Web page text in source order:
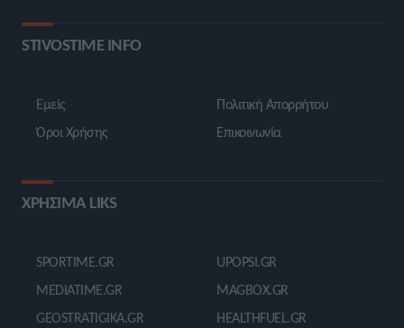
STIVOSTIME INFO
Εμείς
Όροι Χρήσης
Πολιτική Απορρήτου
Επικοινωνία
ΧΡΗΣΙΜΑ LIKS
SPORTIME.GR
MEDIATIME.GR
GEOSTRATIGIKA.GR
UPOPSI.GR
MAGBOX.GR
HEALTHFUEL.GR